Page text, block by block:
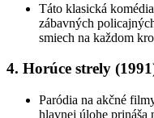
Táto klasická
zábavných
smiech na každom
4. Horúce strely
Paródia na akčné
hlavnej úlohe prináša